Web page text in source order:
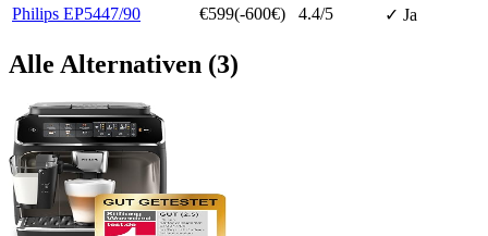
Philips EP5447/90
€599(-600€) 4.4/5 ✓ Ja
Alle Alternativen (3)